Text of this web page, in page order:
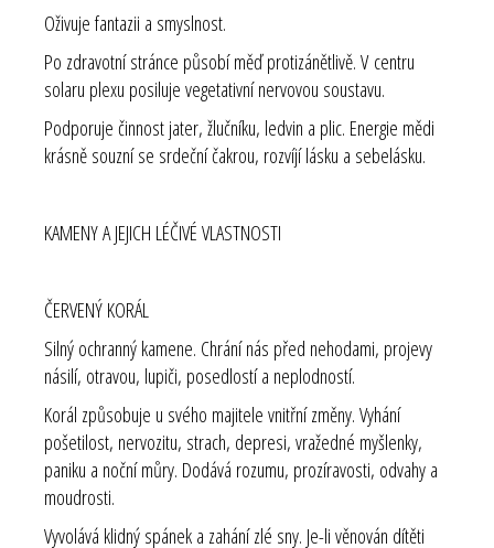
Oživuje fantazii a smyslnost.
Po zdravotní stránce působí měď protizánětlivě. V centru
solaru plexu posiluje vegetativní nervovou soustavu.
Podporuje činnost jater, žlučníku, ledvin a plic. Energie mědi
krásně souzní se srdeční čakrou, rozvíjí lásku a sebelásku.
KAMENY A JEJICH LÉČIVÉ VLASTNOSTI
ČERVENÝ KORÁL
Silný ochranný kamene. Chrání nás před nehodami, projevy
násilí, otravou, lupiči, posedlostí a neplodností.
Korál způsobuje u svého majitele vnitřní změny. Vyhání
pošetilost, nervozitu, strach, depresi, vražedné myšlenky,
paniku a noční můry. Dodává rozumu, prozíravosti, odvahy a
moudrosti.
Vyvolává klidný spánek a zahání zlé sny. Je-li věnován dítěti